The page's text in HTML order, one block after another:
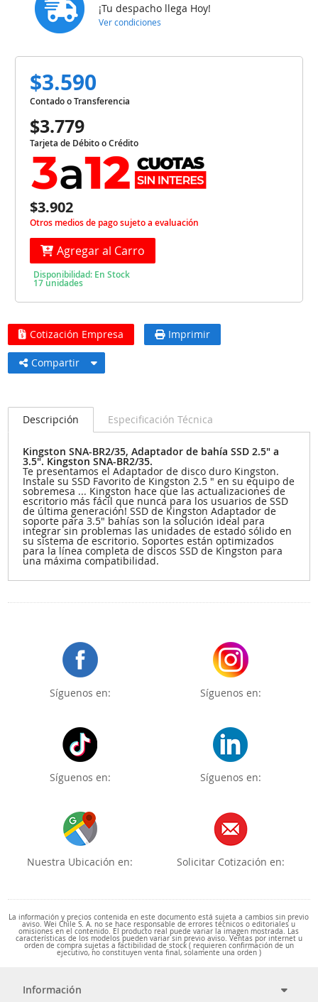
¡Tu despacho llega Hoy!
Ver condiciones
$3.590
Contado o Transferencia
$3.779
Tarjeta de Débito o Crédito
$3.902
Otros medios de pago sujeto a evaluación
Agregar al Carro
Disponibilidad: En Stock
17 unidades
Cotización Empresa Imprimir
Compartir
Descripción Especificación Técnica
Kingston SNA-BR2/35, Adaptador de bahía SSD 2.5" a
3.5". Kingston SNA-BR2/35.
Te presentamos el Adaptador de disco duro Kingston.
Instale su SSD Favorito de Kingston 2.5 " en su equipo de
sobremesa ... Kingston hace que las actualizaciones de
escritorio más fácil que nunca para los usuarios de SSD
de última generación! SSD de Kingston Adaptador de
soporte para 3.5" bahías son la solución ideal para
integrar sin problemas las unidades de estado sólido en
su sistema de escritorio. Soportes están optimizados
para la línea completa de discos SSD de Kingston para
una máxima compatibilidad.
Síguenos en: Síguenos en:
Síguenos en: Síguenos en:
Nuestra Ubicación en: Solicitar Cotización en:
La información y precios contenida en este documento está sujeta a cambios sin previo
aviso. Wei Chile S. A. no se hace responsable de errores técnicos o editoriales u
omisiones en el contenido. El producto real puede variar la imagen mostrada. Las
características de los modelos pueden variar sin previo aviso. Ventas por internet u
orden de compra sujetas a factibilidad de stock ( requieren confirmación de un
ejecutivo, no constituyen venta final, solamente una orden )
Información